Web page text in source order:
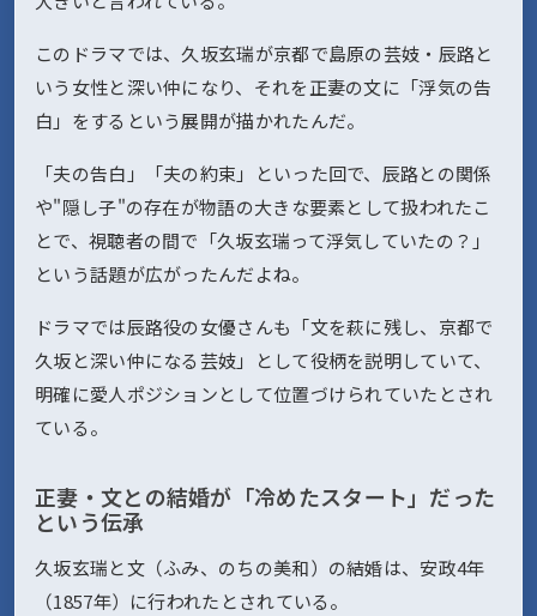
このドラマでは、久坂玄瑞が京都で島原の芸妓・辰路と
いう女性と深い仲になり、それを正妻の文に「浮気の告
白」をするという展開が描かれたんだ。
「夫の告白」「夫の約束」といった回で、辰路との関係
や"隠し子"の存在が物語の大きな要素として扱われたこ
とで、視聴者の間で「久坂玄瑞って浮気していたの？」
という話題が広がったんだよね。
ドラマでは辰路役の女優さんも「文を萩に残し、京都で
久坂と深い仲になる芸妓」として役柄を説明していて、
明確に愛人ポジションとして位置づけられていたとされ
ている。
正妻・文との結婚が「冷めたスタート」だった
という伝承
久坂玄瑞と文（ふみ、のちの美和）の結婚は、安政4年
（1857年）に行われたとされている。